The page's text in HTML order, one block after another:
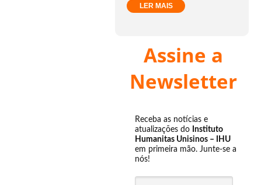
LER MAIS
Assine a
Newsletter
Receba as notícias e
atualizações do Instituto
Humanitas Unisinos – IHU
em primeira mão. Junte-se a
nós!